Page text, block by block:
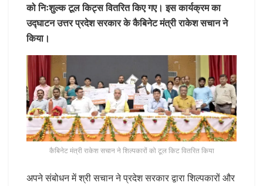
को निःशुल्क टूल किट्स वितरित किए गए। इस कार्यक्रम का
उद्घाटन उत्तर प्रदेश सरकार के कैबिनेट मंत्री राकेश सचान ने
किया।
कैबिनेट मंत्री राकेश सचान ने शिल्पकारों को टूल किट वितरित किया
अपने संबोधन में श्री सचान ने प्रदेश सरकार द्वारा शिल्पकारों और